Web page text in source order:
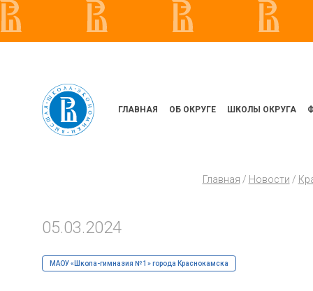
ГЛАВНАЯ ОБ ОКРУГЕ ШКОЛЫ ОКРУГА
Главная / Новости /
05.03.2024
МАОУ «Школа-гимназия № 1» города Краснокамска